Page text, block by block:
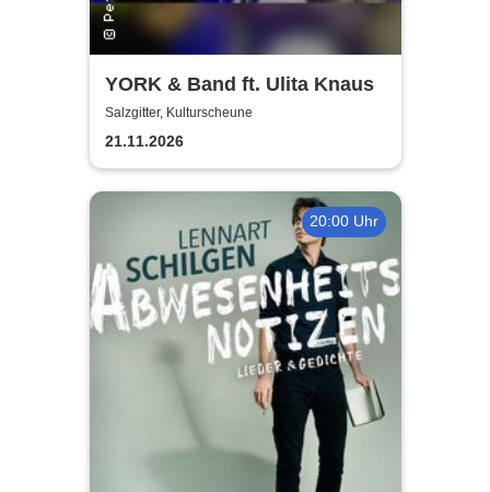
YORK & Band ft. Ulita Knaus
Salzgitter, Kulturscheune
21.11.2026
20:00 Uhr